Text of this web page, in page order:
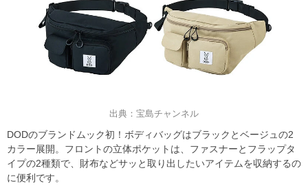
出典：宝島チャンネル
DODのブランドムック初！ボディバッグはブラックとベージュの2
カラー展開。フロントの立体ポケットは、ファスナーとフラップタ
イプの2種類で、財布などサッと取り出したいアイテムを収納するの
に便利です。